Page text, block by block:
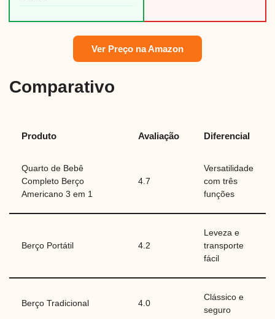
Ver Preço na Amazon
Comparativo
Produto Avaliação Diferencial
Quarto de Bebê
Completo Berço
Americano 3 em 1
4.7
Versatilidade
com três
funções
Berço Portátil 4.2
Leveza e
transporte
fácil
Berço Tradicional 4.0
Clássico e
seguro